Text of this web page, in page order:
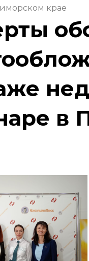
крае
в